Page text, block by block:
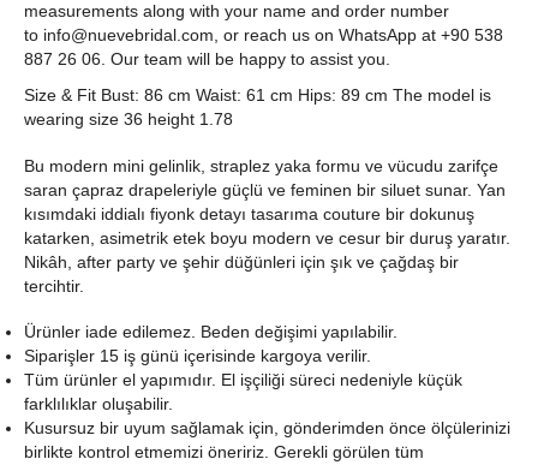
measurements along with your name and order number
to info@nuevebridal.com, or reach us on WhatsApp at +90 538
887 26 06. Our team will be happy to assist you.
Size & Fit Bust: 86 cm Waist: 61 cm Hips: 89 cm The model is
wearing size 36 height 1.78
Bu modern mini gelinlik, straplez yaka formu ve vücudu zarifçe
saran çapraz drapeleriyle güçlü ve feminen bir siluet sunar. Yan
kısımdaki iddialı fiyonk detayı tasarıma couture bir dokunuş
katarken, asimetrik etek boyu modern ve cesur bir duruş yaratır.
Nikâh, after party ve şehir düğünleri için şık ve çağdaş bir
tercihtir.
Ürünler iade edilemez. Beden değişimi yapılabilir.
Siparişler 15 iş günü içerisinde kargoya verilir.
Tüm ürünler el yapımıdır. El işçiliği süreci nedeniyle küçük
farklılıklar oluşabilir.
Kusursuz bir uyum sağlamak için, gönderimden önce ölçülerinizi
birlikte kontrol etmemizi öneririz. Gerekli görülen tüm